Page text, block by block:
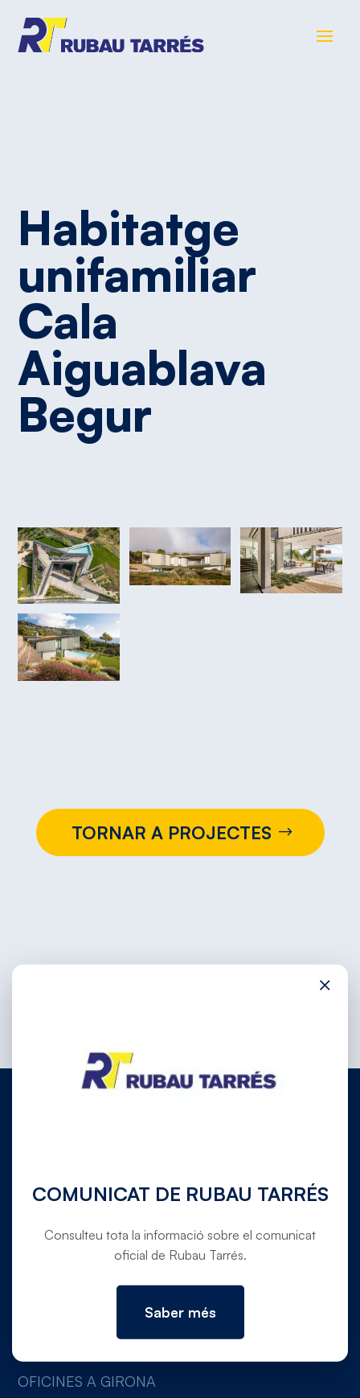
Habitatge
unifamiliar
Cala
Aiguablava
Begur
TORNAR A PROJECTES
OFICINES A VERGES I DOMICILI SOCIAL
Ctra. C-31 de Torroella de Montgrí a Verges,
pk. 354,5 (Canet de La Tallada, 17134,
OFICINES A GIRONA
×
COMUNICAT DE RUBAU TARRÉS
Consulteu tota la informació sobre el comunicat
oficial de Rubau Tarrés.
Saber més